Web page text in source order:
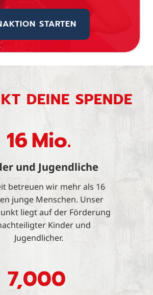
STARTEN
DEINE SPENDE
16Mio.
und Jugendliche
betreuen wir mehr als 16
junge Menschen. Unser
liegt auf der Förderung
Kinder und
Jugendlicher.
7,000